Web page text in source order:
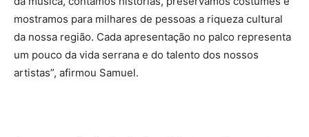
mostramos para milhares de pessoas a riqueza cultural
da nossa região. Cada apresentação no palco representa
um pouco da vida serrana e do talento dos nossos
artistas”, afirmou Samuel.